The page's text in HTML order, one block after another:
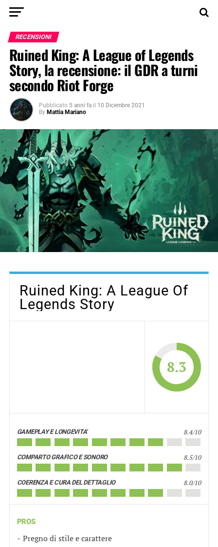
RECENSIONI
Ruined King: A League of Legends
Story, la recensione: il GDR a turni
secondo Riot Forge
Pubblicato 5 anni fa il 10 Dicembre 2021
By Mattia Mariano
Ruined King: A League Of
Legends Story
8.3
GAMEPLAY E LONGEVITA' 8.4/10
COMPARTO GRAFICO E SONORO 8.5/10
COERENZA E CURA DEL DETTAGLIO 8.0/10
PROS
Pregno di stile e carattere